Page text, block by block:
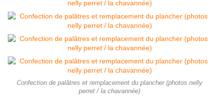
Confection de palâtres et remplacement du plancher (photos nelly
perret / la chavannée)